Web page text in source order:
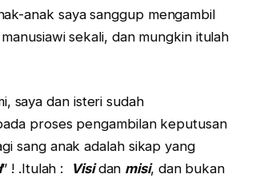
anak saya sanggup mengambil
sekali, dan mungkin itulah
saya dan isteri sudah
proses pengambilan keputusan
sang anak adalah sikap yang
” ! .Itulah : Visidan misi, dan bukan